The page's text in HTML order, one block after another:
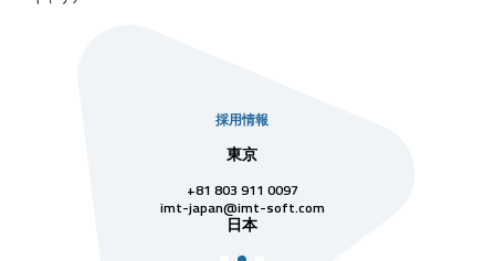
採用情報
東京
+81 803 911 0097
imt-japan@imt-soft.com
日本